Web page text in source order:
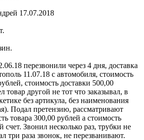
17.07.2018
перезвонили через 4 дня, доставка
11.07.18 с автомобиля, стоимость
стоимость доставки 500,00
товар другой не тот что заказывал, в
без артикула, без наименования
Подал претензию, рассматривают
товара 300,00 рублей а стоимость
счет. Звонил несколько раз, трубки не
три раза звонок, не перезванивают.